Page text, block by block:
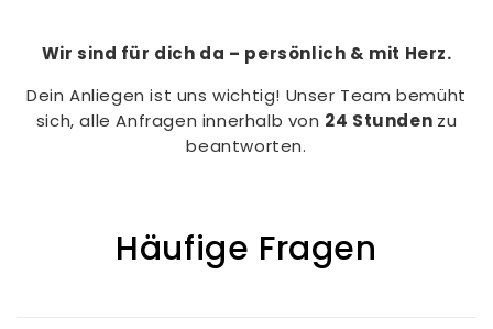
Wir sind für dich da – persönlich & mit Herz.
Dein Anliegen ist uns wichtig! Unser Team bemüht
sich, alle Anfragen innerhalb von 24 Stunden zu
beantworten.
Häufige Fragen